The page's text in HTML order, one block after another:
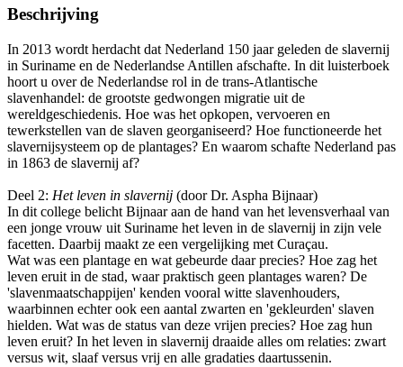
Beschrijving
In 2013 wordt herdacht dat Nederland 150 jaar geleden de slavernij
in Suriname en de Nederlandse Antillen afschafte. In dit luisterboek
hoort u over de Nederlandse rol in de trans-Atlantische
slavenhandel: de grootste gedwongen migratie uit de
wereldgeschiedenis. Hoe was het opkopen, vervoeren en
tewerkstellen van de slaven georganiseerd? Hoe functioneerde het
slavernijsysteem op de plantages? En waarom schafte Nederland pas
in 1863 de slavernij af?
Deel 2: Het leven in slavernij (door Dr. Aspha Bijnaar)
In dit college belicht Bijnaar aan de hand van het levensverhaal van
een jonge vrouw uit Suriname het leven in de slavernij in zijn vele
facetten. Daarbij maakt ze een vergelijking met Curaçau.
Wat was een plantage en wat gebeurde daar precies? Hoe zag het
leven eruit in de stad, waar praktisch geen plantages waren? De
'slavenmaatschappijen' kenden vooral witte slavenhouders,
waarbinnen echter ook een aantal zwarten en 'gekleurden' slaven
hielden. Wat was de status van deze vrijen precies? Hoe zag hun
leven eruit? In het leven in slavernij draaide alles om relaties: zwart
versus wit, slaaf versus vrij en alle gradaties daartussenin.